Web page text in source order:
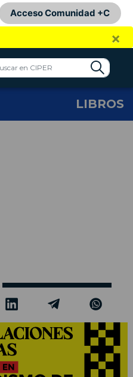
Acceso Comunidad +C
×
LIBROS